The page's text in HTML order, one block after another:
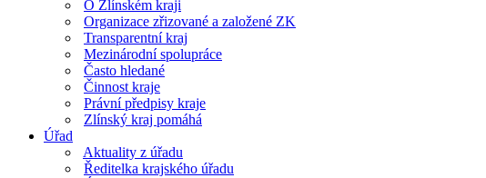
O Zlínském kraji
Organizace zřizované a založené ZK
Transparentní kraj
Mezinárodní spolupráce
Často hledané
Činnost kraje
Právní předpisy kraje
Zlínský kraj pomáhá
Úřad
Aktuality z úřadu
Ředitelka krajského úřadu